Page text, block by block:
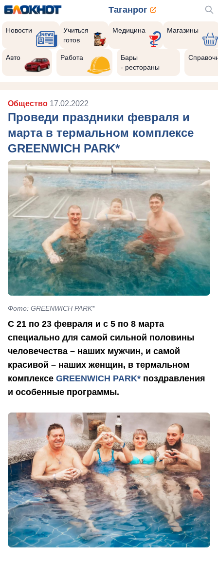
Таганрог
Новости
Учиться
готов
Медицина Магазины
Авто Работа
Бары
- рестораны
Общество 17.02.2022
Проведи праздники февраля и
марта в термальном комплексе
GREENWICH PARK*
Фото: GREENWICH PARK*
С 21 по 23 февраля и с 5 по 8 марта
специально для самой сильной половины
человечества – наших мужчин, и самой
красивой – наших женщин, в термальном
комплексе GREENWICH PARK* поздравления
и особенные программы.